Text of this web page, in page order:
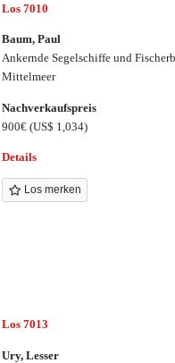
Los 7010
Baum, Paul
Ankernde Segelschiffe und
Mittelmeer
Nachverkaufspreis
900€(US$ 1,034)
Details
Los merken
Los 7013
Ury, Lesser